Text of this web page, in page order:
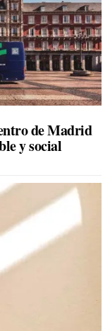
de Madrid
y social